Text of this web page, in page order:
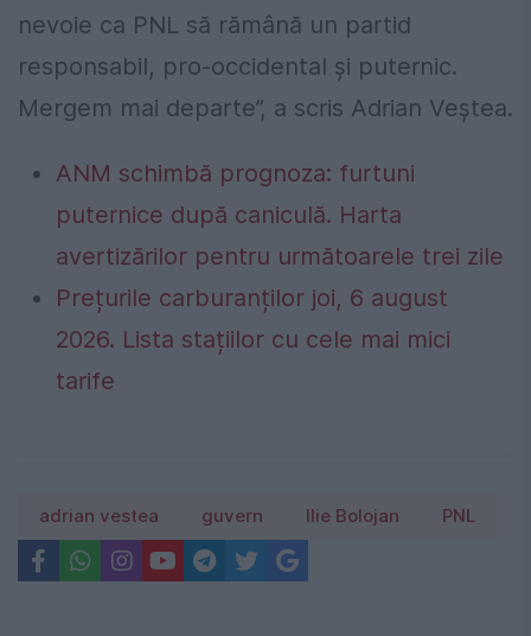
nevoie ca PNL să rămână un partid
responsabil, pro-occidental și puternic.
Mergem mai departe”, a scris Adrian Veștea.
ANM schimbă prognoza: furtuni
puternice după caniculă. Harta
avertizărilor pentru următoarele trei zile
Prețurile carburanților joi, 6 august
2026. Lista stațiilor cu cele mai mici
tarife
adrian vestea guvern Ilie Bolojan PNL